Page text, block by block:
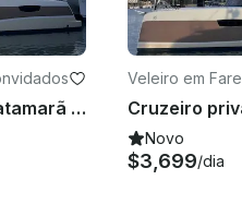
Viagem diurna de catamarã Fountaine Pajot Tanna de 47 pés saindo de Moorea com o capitão
Veleiro em Fare
Novo
$3,699/dia